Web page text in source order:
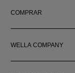
COMPRAR
WELLA COMPANY